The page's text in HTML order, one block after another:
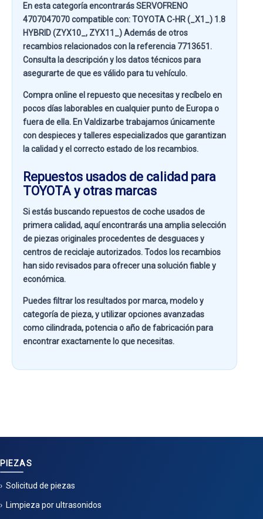
En esta categoría encontrarás SERVOFRENO
4707047070 compatible con:TOYOTA C-HR (_X1_) 1.8
HYBRID (ZYX10_, ZYX11_)Además de otros
recambios relacionados con la referencia 7713651 .
Consulta la descripción y los datos técnicos para
asegurarte de que es válido para tu vehículo.
Compra online el repuesto que necesitas y recíbelo en
pocos días laborables en cualquier punto de Europa o
fuera de ella. EnValdizarbetrabajamos únicamente
con despieces y talleres especializados que garantizan
la calidad y el correcto estado de los recambios.
Repuestos usados de calidad para
TOYOTA y otras marcas
Si estás buscandorepuestos de coche usados de
primera calidad, aquí encontrarás una amplia selección
de piezas originales procedentes de desguaces y
centros de reciclaje autorizados. Todos los recambios
han sido revisados para ofrecer una solución fiable y
económica.
Puedes filtrar los resultados pormarca, modelo y
categoría de pieza, y utilizar opciones avanzadas
comocilindrada, potencia o año de fabricaciónpara
encontrar exactamente lo que necesitas.
PIEZAS
Solicitud de piezas
Limpieza por ultrasonidos